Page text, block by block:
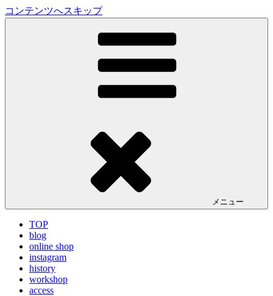
コンテンツへスキップ
LA VILLA ROUGE Blog
メニュー
TOP
blog
online shop
instagram
history
workshop
access